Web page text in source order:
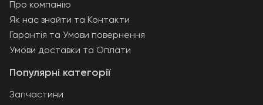
Популярні категорії
Запчастини
Про компанію
Як нас знайти та Контакти
Гарантія та Умови повернення
Умови доставки та Оплати